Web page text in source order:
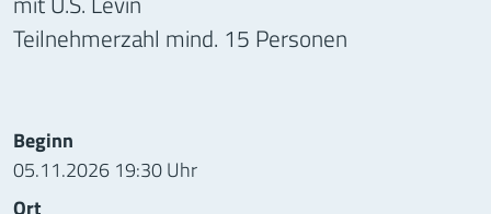
Teilnehmerzahl mind. 15 Personen
Informationen zur Veranstaltung
Beginn
05.11.2026 19:30 Uhr
Ort